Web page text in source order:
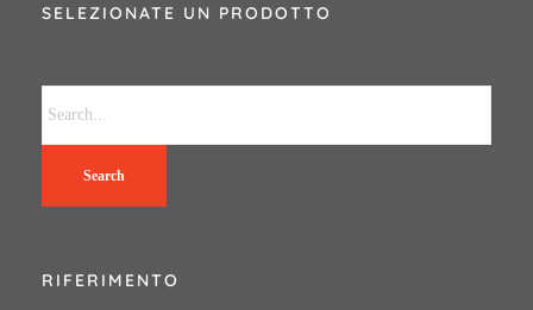
SELEZIONATE UN PRODOTTO
Search
RIFERIMENTO